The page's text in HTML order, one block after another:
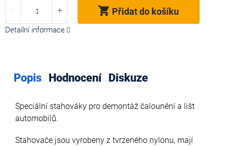
Přidat do košíku
Detailní informace
Popis Hodnocení Diskuze
Speciální stahováky pro demontáž čalounění a lišt
automobilů.
Stahovače jsou vyrobeny z tvrzeného nylonu, mají